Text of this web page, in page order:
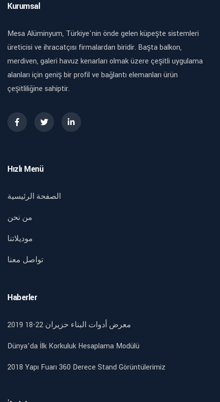
Kurumsal
Mesa Alüminyum, Türkiye'nin önde gelen küpeşte sistemleri
üreticisi ve ihracatçısı firmalardan biridir. Başta balkon,
merdiven, galeri havuz kenarları olmak üzere çeşitli uygulama
alanları için geniş bir profil ve bağlantı elemanları ürün
çeşitliliğine sahiptir.
Hızlı Menü
الصفحة الرئيسية
من نحن
موديلاتنا
تواصل معنا
Haberler
2019 18-22 معرض أدوات البناء حزيران
Dünya’da İlk Korkuluk Hesaplama Modülü
2018 Yapı Fuarı 360 Derece Stand Görüntülerimiz